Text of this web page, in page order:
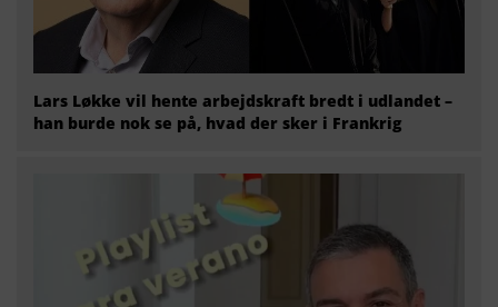
Lars Løkke vil hente arbejdskraft bredt i udlandet –
han burde nok se på, hvad der sker i Frankrig